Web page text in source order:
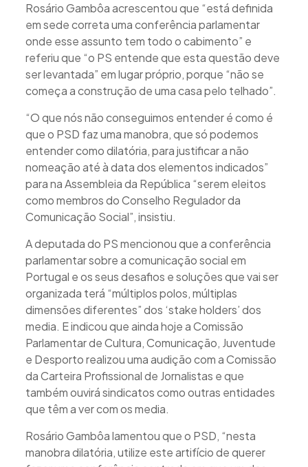
Rosário Gambôa acrescentou que “está definida
em sede correta uma conferência parlamentar
onde esse assunto tem todo o cabimento” e
referiu que “o PS entende que esta questão deve
ser levantada” em lugar próprio, porque “não se
começa a construção de uma casa pelo telhado”.
“O que nós não conseguimos entender é como é
que o PSD faz uma manobra, que só podemos
entender como dilatória, para justificar a não
nomeação até à data dos elementos indicados”
para na Assembleia da República “serem eleitos
como membros do Conselho Regulador da
Comunicação Social”, insistiu.
A deputada do PS mencionou que a conferência
parlamentar sobre a comunicação social em
Portugal e os seus desafios e soluções que vai ser
organizada terá “múltiplos polos, múltiplas
dimensões diferentes” dos ‘stake holders’ dos
media. E indicou que ainda hoje a Comissão
Parlamentar de Cultura, Comunicação, Juventude
e Desporto realizou uma audição com a Comissão
da Carteira Profissional de Jornalistas e que
também ouvirá sindicatos como outras entidades
que têm a ver com os media.
Rosário Gambôa lamentou que o PSD, “nesta
manobra dilatória, utilize este artifício de querer